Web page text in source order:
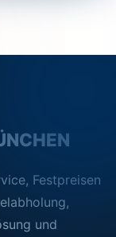
Festpreisen
und